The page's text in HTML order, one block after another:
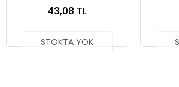
43,08 TL
STOKTA YOK